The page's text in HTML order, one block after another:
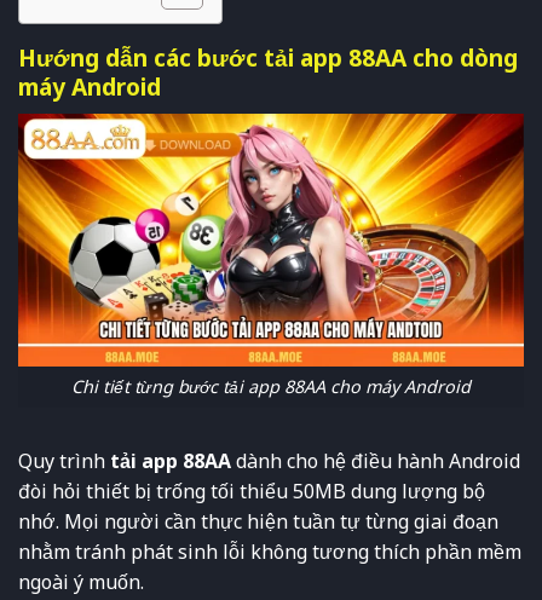
Hướng dẫn các bước tải app 88AA cho dòng
máy Android
Chi tiết từng bước tải app 88AA cho máy Android
Quy trìnhtải app 88AAdành cho hệ điều hành Android
đòi hỏi thiết bị trống tối thiểu 50MB dung lượng bộ
nhớ. Mọi người cần thực hiện tuần tự từng giai đoạn
nhằm tránh phát sinh lỗi không tương thích phần mềm
ngoài ý muốn.